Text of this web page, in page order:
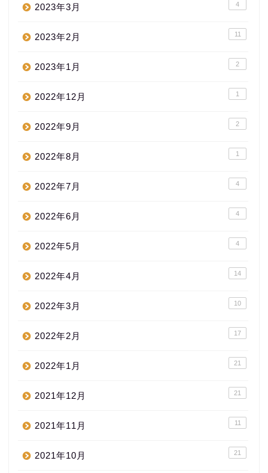
2023年3月 4
2023年2月 11
2023年1月 2
2022年12月 1
2022年9月 2
2022年8月 1
2022年7月 4
2022年6月 4
2022年5月 4
2022年4月 14
2022年3月 10
2022年2月 17
2022年1月 21
2021年12月 21
2021年11月 11
2021年10月 21